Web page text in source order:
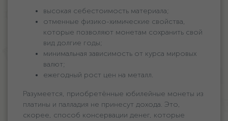
высокая себестоимость материала;
отменные физико-химические свойства,
которые позволяют монетам сохранить свой
вид долгие годы;
минимальная зависимость от курса мировых
валют;
ежегодный рост цен на металл.
Разумеется, приобретённые юбилейные монеты из
платины и палладия не принесут дохода. Это,
скорее, способ консервации денег, которые